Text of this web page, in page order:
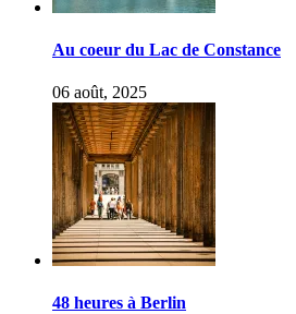
Au coeur du Lac de Constance
06 août, 2025
48 heures à Berlin